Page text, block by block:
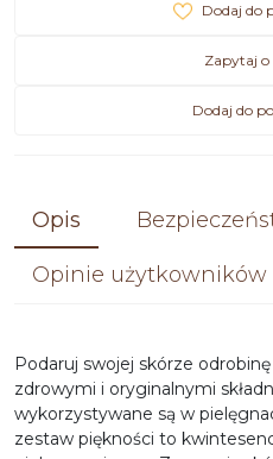
Dodaj do
Zapytaj
Dodaj do
Opis
Opinie użytkowników
Podaruj swojej skórze
zdrowymi i oryginalnymi
wykorzystywane są w
zestaw piękności to